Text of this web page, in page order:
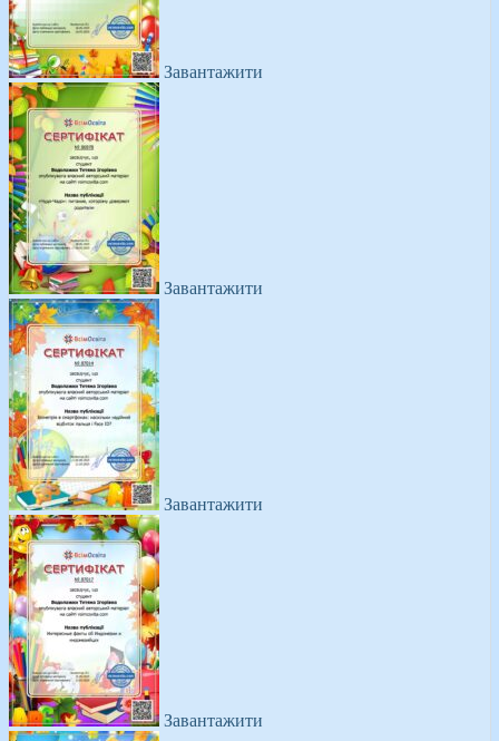
Завантажити
Завантажити
Завантажити
Завантажити